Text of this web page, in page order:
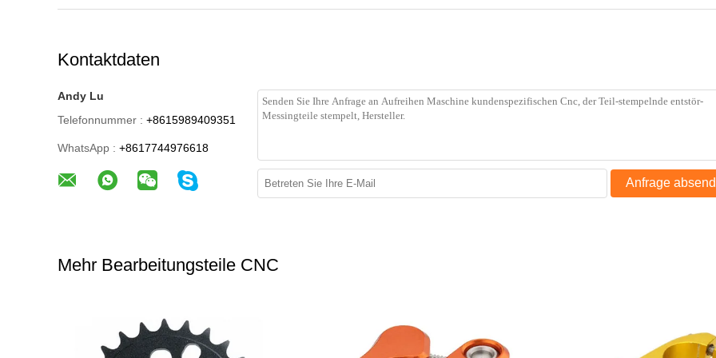
Kontaktdaten
Andy Lu
Telefonnummer : +8615989409351
WhatsApp : +8617744976618
Anfrage
Mehr Bearbeitungsteile CNC